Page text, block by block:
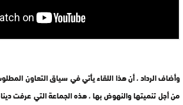
وأضاف الرداد ، أن هذا اللقاء يأتي في سياق التعاون
من أجل تنميتها والنهوض بها ، هذه الجماعة التي عرفت